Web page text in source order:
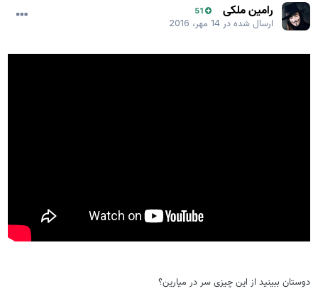
رامین ملکی 51
ارسال شده در14 مهر، 2016
دوستان ببینید از این چیزی سر در میارین؟